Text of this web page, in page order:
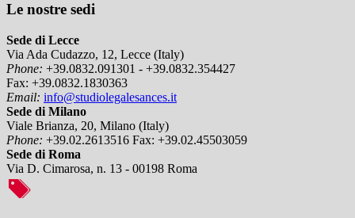
Le nostre sedi
Sede di Lecce
Via Ada Cudazzo, 12, Lecce (Italy)
Phone: +39.0832.091301 - +39.0832.354427
Fax: +39.0832.1830363
Email: info@studiolegalesances.it
Sede di Milano
Viale Brianza, 20, Milano (Italy)
Phone: +39.02.2613516 Fax: +39.02.45503059
Sede di Roma
Via D. Cimarosa, n. 13 - 00198 Roma